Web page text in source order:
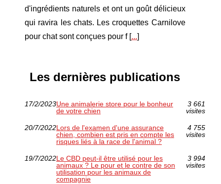
d'ingrédients naturels et ont un goût délicieux
qui ravira les chats. Les croquettes Carnilove
pour chat sont conçues pour f [...]
Les dernières publications
17/2/2023Une animalerie store pour le bonheur
de votre chien
3 661
visites
20/7/2022Lors de l'examen d'une assurance
chien, combien est pris en compte les
risques liés à la race de l'animal ?
4 755
visites
19/7/2022Le CBD peut-il être utilisé pour les
animaux ? Le pour et le contre de son
utilisation pour les animaux de
compagnie
3 994
visites